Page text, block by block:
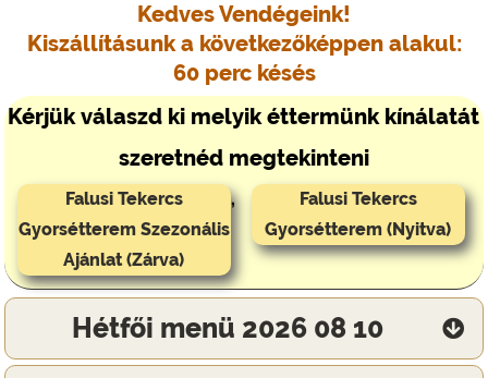
Kedves Vendégeink!
Kiszállításunk a következőképpen alakul:
60 perc késés
Kérjük válaszd ki melyik éttermünk kínálatát
szeretnéd megtekinteni
Falusi Tekercs
Gyorsétterem Szezonális
Ajánlat (Zárva)
,
Falusi Tekercs
Gyorsétterem (Nyitva)
Hétfői menü 2026 08 10